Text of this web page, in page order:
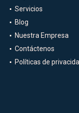
Servicios
Blog
Nuestra Empresa
Contáctenos
Políticas de